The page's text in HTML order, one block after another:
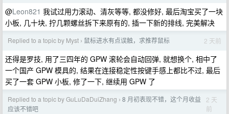
@Leon821 我试过用力滚动、清灰等等, 都没修好, 最后淘宝买了一块
小板, 几十块, 拧几颗螺丝拆下来原有的, 插一下新的排线, 完美解决
Replied to a topic by Myst › 鼠标进水有点误触，求推荐鼠标 2 天前
还得是罗技, 用了三四年的 GPW 滚轮会自动回弹, 就想换个, 相中了
一个国产 GPW 模具的, 结果在连接稳定性按键手感上都比不过, 最后
买了一套 GPW 小板, 修了一下, 继续用 GPW 了
Replied to a topic by GuLuDaDuiZhang › 8 月初表现不错，这个月收益
应该不错吧
2 天
前